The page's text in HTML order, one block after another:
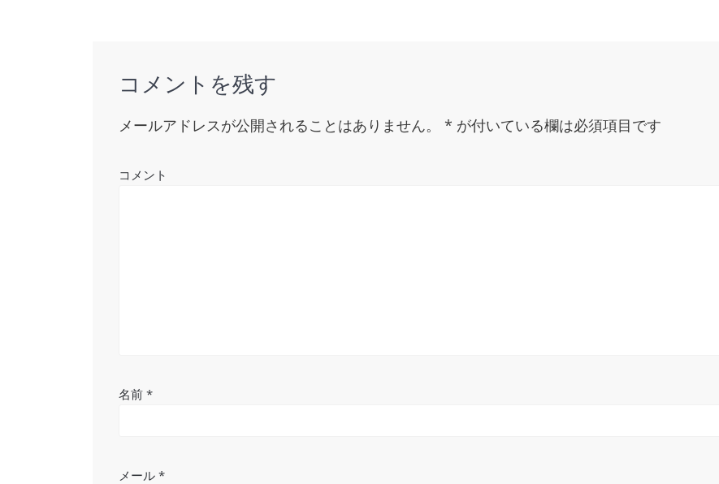
コメントを残す
メールアドレスが公開されることはありません。 * が付いている欄は必須項目です
コメント
名前*
メール*